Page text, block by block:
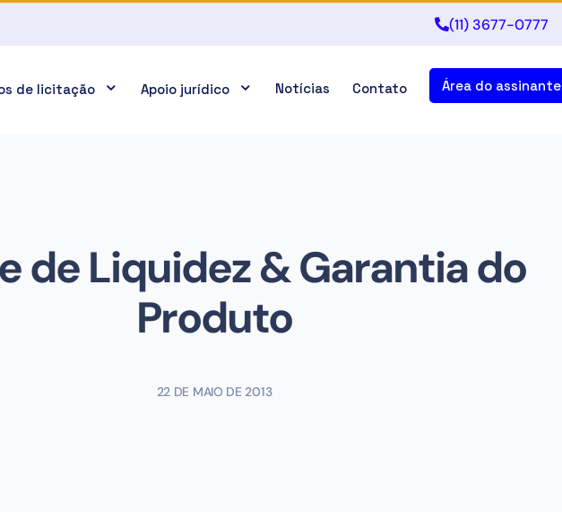
(11) 3677-0777
de licitação Apoio jurídico Notícias Contato Área do assinante
de Liquidez & Garantia do
Produto
22 DE MAIO DE 2013